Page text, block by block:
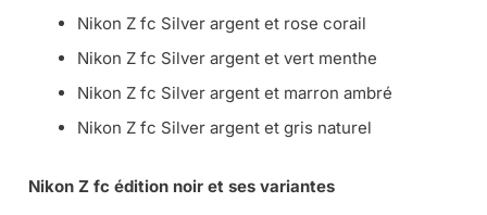
Nikon Z fc Silver argent et rose corail
Nikon Z fc Silver argent et vert menthe
Nikon Z fc Silver argent et marron ambré
Nikon Z fc Silver argent et gris naturel
Nikon Z fc édition noir et ses variantes